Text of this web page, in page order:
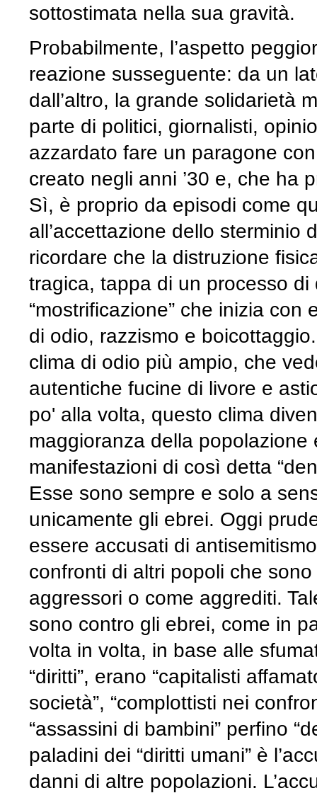
sottostimata nella sua gravità.
Probabilmente, l’aspetto
reazione susseguente: da un
dall’altro, la grande solidarietà
parte di politici, giornalisti,
azzardato fare un paragone
creato negli anni ’30 e, che ha
Sì, è proprio da episodi come
all’accettazione dello sterminio
ricordare che la distruzione
tragica, tappa di un processo
“mostrificazione” che inizia
di odio, razzismo e
clima di odio più ampio, che
autentiche fucine di livore e
po' alla volta, questo clima
maggioranza della
manifestazioni di così detta
Esse sono sempre e solo a
unicamente gli ebrei. Oggi
essere accusati di
confronti di altri popoli che
aggressori o come aggrediti.
sono contro gli ebrei, come in
volta in volta, in base alle
“diritti”, erano “capitalisti
società”, “complottisti nei
“assassini di bambini” perfino
paladini dei “diritti umani” è
danni di altre popolazioni.